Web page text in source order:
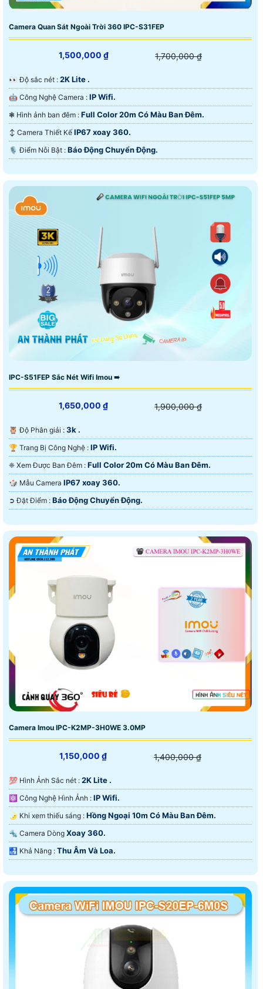
Camera Quan Sát Ngoài Trời 360 IPC-S31FEP
1,500,000 ₫ 1,700,000 ₫
️👀 Độ sắc nét : 2K Lite .
🤖️ Công Nghệ Camera : IP Wifi.
❃ Hình ảnh ban đêm : Full Color 20m Có Màu Ban Ðêm.
↕️ Camera Thiết Kế IP67 xoay 360.
️🎙 Điểm Nỗi Bật : Báo Động Chuyển Động.
IPC-S51FEP Sắc Nét Wifi Imou ➠
1,650,000 ₫ 1,900,000 ₫
🦉 Độ Phân giải : 3k .
🏆 Trang Bị Công Nghệ : IP Wifi.
❈ Xem Được Ban Đêm : Full Color 20m Có Màu Ban Ðêm.
🎲 Mẫu Camera IP67 xoay 360.
️➲ Đặt Điểm : Báo Động Chuyển Động.
Camera Imou IPC-K2MP-3H0WE 3.0MP
1,150,000 ₫ 1,400,000 ₫
💯 Hình Ảnh Sắc nét : 2K Lite .
⚛️ Công Nghệ Hình Ảnh : IP Wifi.
🌛 Khi xem thiếu sáng : Hồng Ngoại 10m Có Màu Ban Ðêm.
🔩 Camera Dòng Xoay 360.
️🛃 Khả Năng : Thu Âm Và Loa.